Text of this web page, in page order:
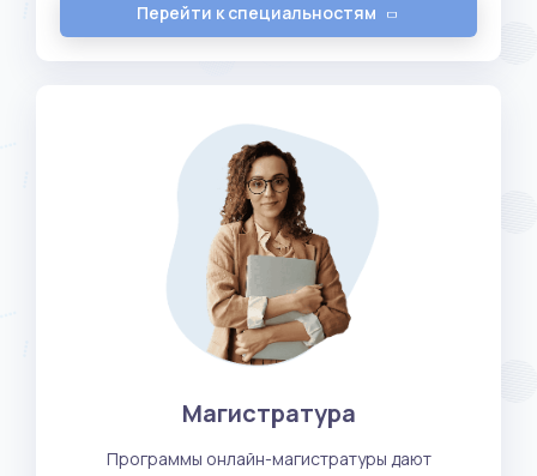
Перейти к специальностям
Магистратура
Программы онлайн-магистратуры дают